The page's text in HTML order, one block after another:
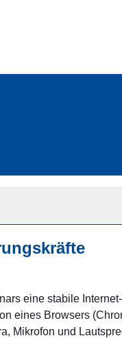
eine stabile
eines Browsers
Mikrofon und